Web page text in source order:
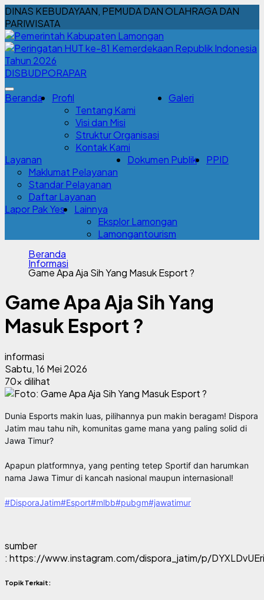
DINAS KEBUDAYAAN, PEMUDA DAN OLAHRAGA DAN
PARIWISATA
DISBUDPORAPAR
Beranda
Profil
Tentang Kami
Visi dan Misi
Struktur Organisasi
Kontak Kami
Galeri
Layanan
Maklumat Pelayanan
Standar Pelayanan
Daftar Layanan
Dokumen Publik PPID
Lapor Pak Yes
Lainnya
Eksplor Lamongan
Lamongantourism
Beranda
Informasi
Game Apa Aja Sih Yang Masuk Esport ?
Game Apa Aja Sih Yang
Masuk Esport ?
informasi
Sabtu, 16 Mei 2026
70x dilihat
Dunia Esports makin luas, pilihannya pun makin beragam! Dispora
Jatim mau tahu nih, komunitas game mana yang paling solid di
Jawa Timur?
Apapun platformnya, yang penting tetep Sportif dan harumkan
nama Jawa Timur di kancah nasional maupun internasional!
#DisporaJatim#Esport#mlbb#pubgm#jawatimur
sumber
: https://www.instagram.com/dispora_jatim/p/
Topik Terkait: